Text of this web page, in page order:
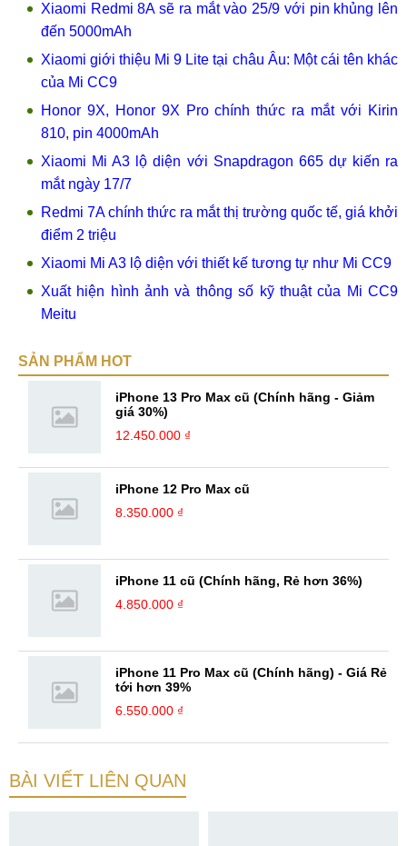
Xiaomi Redmi 8A sẽ ra mắt vào 25/9 với pin khủng lên
đến 5000mAh
Xiaomi giới thiệu Mi 9 Lite tại châu Âu: Một cái tên khác
của Mi CC9
Honor 9X, Honor 9X Pro chính thức ra mắt với Kirin
810, pin 4000mAh
Xiaomi Mi A3 lộ diện với Snapdragon 665 dự kiến ra
mắt ngày 17/7
Redmi 7A chính thức ra mắt thị trường quốc tế, giá khởi
điểm 2 triệu
Xiaomi Mi A3 lộ diện với thiết kế tương tự như Mi CC9
Xuất hiện hình ảnh và thông số kỹ thuật của Mi CC9
Meitu
SẢN PHẨM HOT
iPhone 13 Pro Max cũ (Chính hãng - Giảm
giá 30%)
12.450.000 ₫
iPhone 12 Pro Max cũ
8.350.000 ₫
iPhone 11 cũ (Chính hãng, Rẻ hơn 36%)
4.850.000 ₫
iPhone 11 Pro Max cũ (Chính hãng) - Giá Rẻ
tới hơn 39%
6.550.000 ₫
BÀI VIẾT LIÊN QUAN